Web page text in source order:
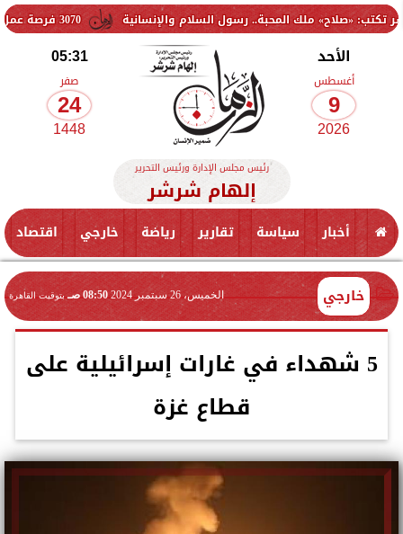
3070 فرصة عمل جديدة بالقطاع الخاص.. وظائف برواتب تصل إلى 9500 جنيه ملك المحبة.. رسول السلام والإنسانية
الأحد
أغسطس
9
2026
05:31
صفر
24
1448
رئيس مجلس الإدارة ورئيس التحرير
إلهام شرشر
أخبار سياسة تقارير رياضة خارجي اقتصاد
خارجي الخميس، 26 سبتمبر 2024 08:50 صـ بتوقيت القاهرة
5 شهداء في غارات إسرائيلية على
قطاع غزة